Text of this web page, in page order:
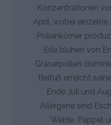
Konzentrationen
April, wobei einzelne
Pollenkörner
Erle blühen von
Gräserpollen
Beifuß erreicht
Ende Juli und
Allergene sind
Weide, Pappel